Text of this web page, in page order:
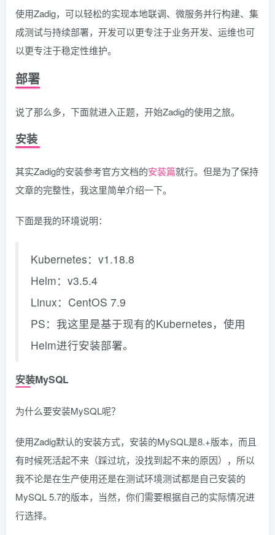
使用Zadig，可以轻松的实现本地联调、微服务并行构建、集
成测试与持续部署，开发可以更专注于业务开发、运维也可
以更专注于稳定性维护。
部署
说了那么多，下面就进入正题，开始Zadig的使用之旅。
安装
其实Zadig的安装参考官方文档的安装篇就行。但是为了保持
文章的完整性，我这里简单介绍一下。
下面是我的环境说明：
Kubernetes：v1.18.8
Helm：v3.5.4
Linux：CentOS 7.9
PS：我这里是基于现有的Kubernetes，使用
Helm进行安装部署。
安装MySQL
为什么要安装MySQL呢？
使用Zadig默认的安装方式，安装的MySQL是8.+版本，而且
有时候死活起不来（踩过坑，没找到起不来的原因），所以
我不论是在生产使用还是在测试环境测试都是自己安装的
MySQL 5.7的版本，当然，你们需要根据自己的实际情况进
行选择。